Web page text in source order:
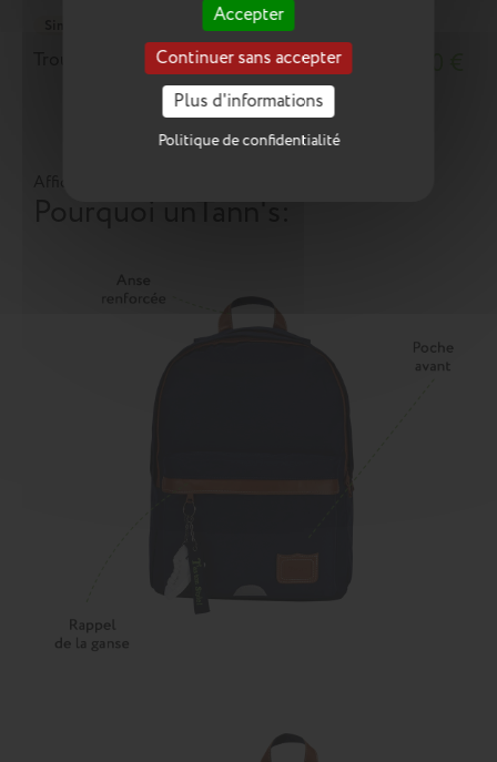
Accepter
Continuer sans accepter
Plus d'informations
Politique de confidentialité
Trousse Lilou multicolore
Ajouter au panier
Pourquoi un Tann's: